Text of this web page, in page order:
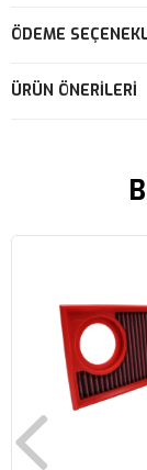
ÖDEME
ÜRÜN ÖNERILERI